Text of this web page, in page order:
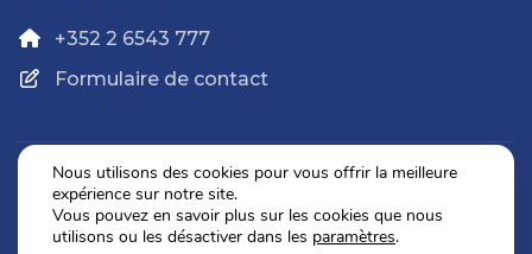
+352 2 6543 777
Formulaire de contact
Politique de confidentialité
Mentions légales
Nous utilisons des cookies pour vous offrir la meilleure
expérience sur notre site.
Vous pouvez en savoir plus sur les cookies que nous
utilisons ou les désactiver dans les paramètres.